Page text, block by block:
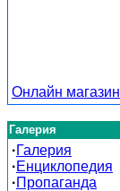
Онлайн магазин
Галерия
·Галерия
·Енциклопедия
·Пропаганда